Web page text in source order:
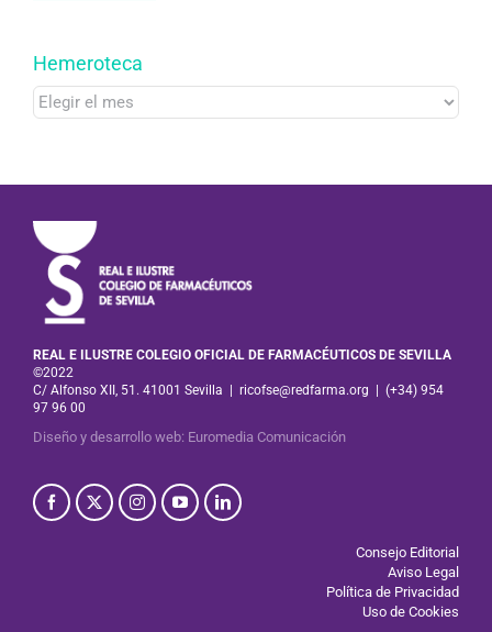
Hemeroteca
Hemeroteca
REAL E ILUSTRE COLEGIO OFICIAL DE FARMACÉUTICOS DE SEVILLA
©2022
C/ Alfonso XII, 51. 41001 Sevilla | ricofse@redfarma.org | (+34) 954
97 96 00
Diseño y desarrollo web: Euromedia Comunicación
Consejo Editorial
Aviso Legal
Política de Privacidad
Uso de Cookies